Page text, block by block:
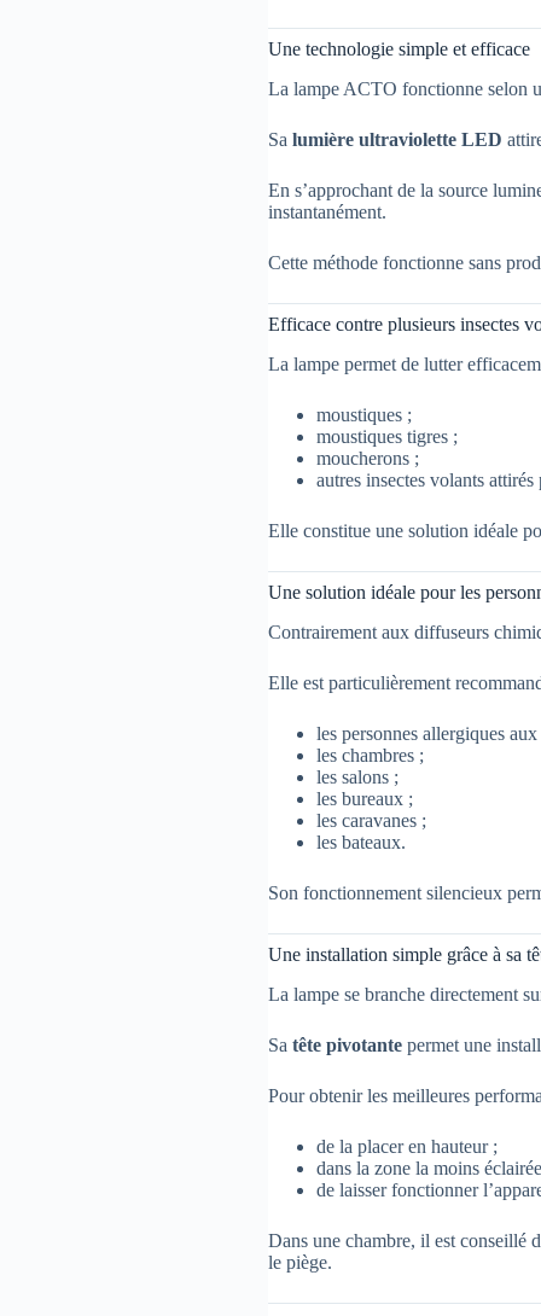
Une technologie simple et efficace
La lampe ACTO fonctionne selon
Sa lumière ultraviolette LED
En s’approchant de la source
instantanément.
Cette méthode fonctionne sans
Efficace contre plusieurs insectes
La lampe permet de lutter
moustiques ;
moustiques tigres ;
moucherons ;
autres insectes volants
Elle constitue une solution idéale
Une solution idéale pour les
Contrairement aux diffuseurs
Elle est particulièrement
les personnes allergiques
les chambres ;
les salons ;
les bureaux ;
les caravanes ;
les bateaux.
Son fonctionnement silencieux
Une installation simple grâce à sa
La lampe se branche directement
Sa tête pivotante permet une
Pour obtenir les meilleures
de la placer en hauteur ;
dans la zone la moins
de laisser fonctionner
Dans une chambre, il est conseillé
le piège.